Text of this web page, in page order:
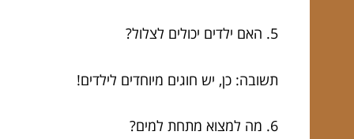
5. האם ילדים יכולים לצלול?
תשובה: כן, יש חוגים מיוחדים לילדים!
6. מה למצוא מתחת למים?